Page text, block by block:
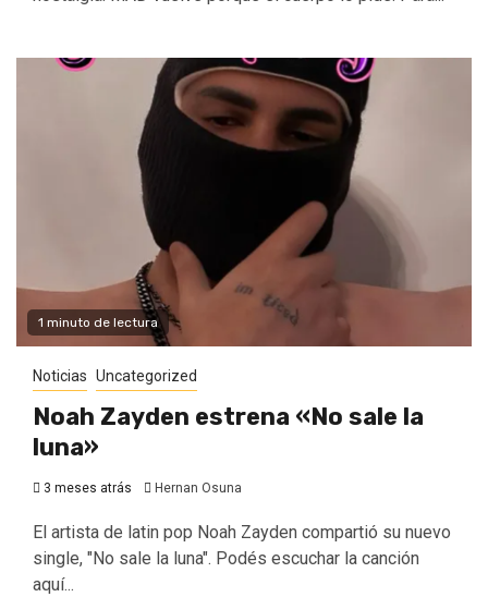
1 minuto de lectura
Noticias Uncategorized
Noah Zayden estrena «No sale la
luna»
3 meses atrás Hernan Osuna
El artista de latin pop Noah Zayden compartió su nuevo
single, "No sale la luna". Podés escuchar la canción
aquí...